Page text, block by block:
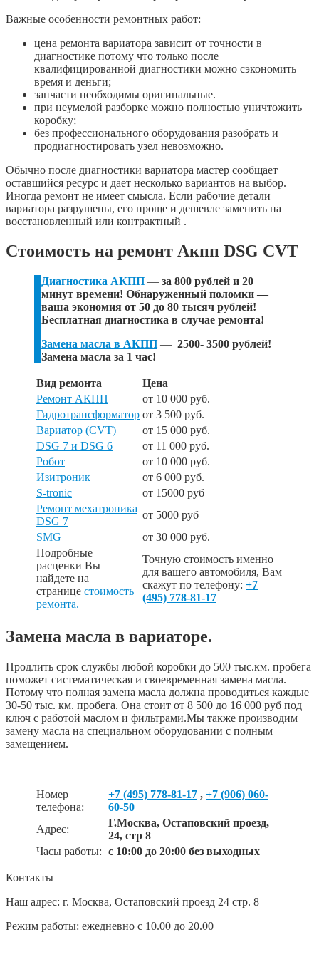
Важные особенности ремонтных работ:
цена ремонта вариатора зависит от точности в
диагностике потому что только после
квалифицированной диагностики можно сэкономить
время и деньги;
запчасти необходимы оригинальные.
при неумелой разборке можно полностью уничтожить
коробку;
без профессионального оборудования разобрать и
продиагностировать узел невозможно.
Обычно после диагностики вариатора мастер сообщает
оставшийся ресурс и дает несколько вариантов на выбор.
Иногда ремонт не имеет смысла. Если рабочие детали
вариатора разрушены, его проще и дешевле заменить на
восстановленный или контрактный .
Стоимость на ремонт Акпп DSG CVT
Диагностика АКПП — за 800 рублей и 20
минут времени! Обнаруженный поломки —
ваша экономия от 50 до 80 тысяч рублей!
Бесплатная диагностика в случае ремонта!
Замена масла в АКПП — 2500- 3500 рублей!
Замена масла за 1 час!
Вид ремонта
Цена
Ремонт АКПП
от 10 000 руб.
Гидротрансформатор от 3 500 руб.
Вариатор (CVT)
от 15 000 руб.
DSG 7 и DSG 6
от 11 000 руб.
Робот
от 10 000 руб.
Изитроник
от 6 000 руб.
S-tronic
от 15000 руб
Ремонт мехатроника
DSG 7
от 5000 руб
SMG
от 30 000 руб.
Подробные
расценки Вы
найдете на
странице стоимость
ремонта.
Точную стоимость именно
для вашего автомобиля, Вам
скажут по телефону: +7
(495) 778-81-17
Замена масла в вариаторе.
Продлить срок службы любой коробки до 500 тыс.км. пробега
поможет систематическая и своевременная замена масла.
Потому что полная замена масла должна проводиться каждые
30-50 тыс. км. пробега. Она стоит от 8 500 до 16 000 руб под
ключ с работой маслом и фильтрами.Мы также производим
замену масла на специальном оборудовании с полным
замещением.
Номер
телефона:
+7 (495) 778-81-17 , +7 (906) 060-
60-50
Адрес:
Г.Москва, Остаповский проезд,
24, стр 8
Часы работы: с 10:00 до 20:00 без выходных
Контакты
Наш адрес: г. Москва, Остаповский проезд 24 стр. 8
Режим работы: ежедневно с 10.00 до 20.00